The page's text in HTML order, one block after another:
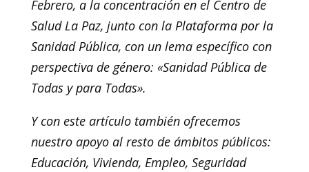
Febrero, a la concentración en el Centro de
Salud La Paz, junto con la Plataforma por la
Sanidad Pública, con un lema específico con
perspectiva de género: «Sanidad Pública de
Todas y para Todas».
Y con este artículo también ofrecemos
nuestro apoyo al resto de ámbitos públicos:
Educación, Vivienda, Empleo, Seguridad